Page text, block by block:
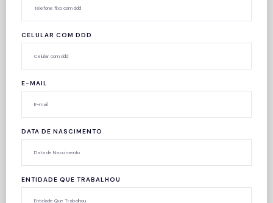
CELULAR COM DDD
E-MAIL
DATA DE NASCIMENTO
ENTIDADE QUE TRABALHOU